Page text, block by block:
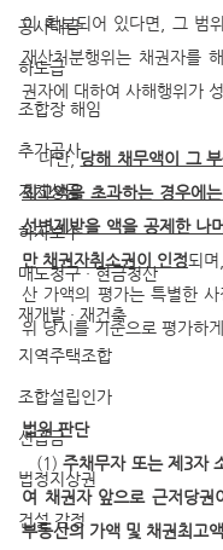
공사대금
하도급
조합장 해임
추가공사
지체상금
하자보수
매도청구 · 현금청산
재개발 · 재건축
지역주택조합
조합설립인가
선급금
법정지상권
건설 감정
이 확보되어 있다면, 그 범
재산처분행위는 채권자를
권자에 대하여 사해행위가
   다만,
당해 채무액이 그
최고액을 초과하는 경우에
선변제받을 액을 공제한 나
만 채권자취소권이 인정되
산 가액의 평가는 특별한
위 당시를 기준으로 평가하
법원 판단
   (1)
주채무자 또는 제3자
여 채권자 앞으로 근저당권
부동산의 가액 및 채권최고